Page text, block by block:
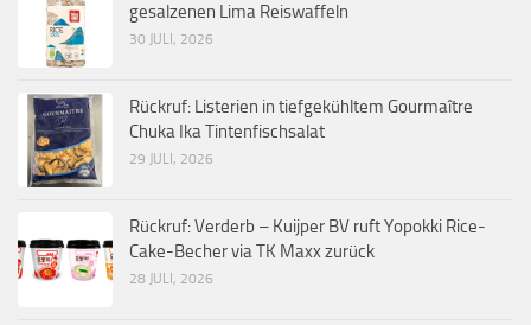
gesalzenen Lima Reiswaffeln
30 JULI, 2026
Rückruf: Listerien in tiefgekühltem Gourmaître
Chuka Ika Tintenfischsalat
29 JULI, 2026
Rückruf: Verderb – Kuijper BV ruft Yopokki Rice-
Cake-Becher via TK Maxx zurück
28 JULI, 2026